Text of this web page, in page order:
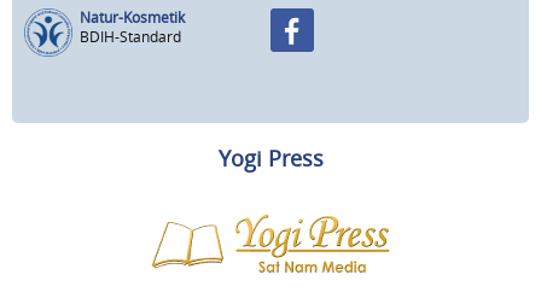
Natur-Kosmetik
BDIH-Standard
Yogi Press